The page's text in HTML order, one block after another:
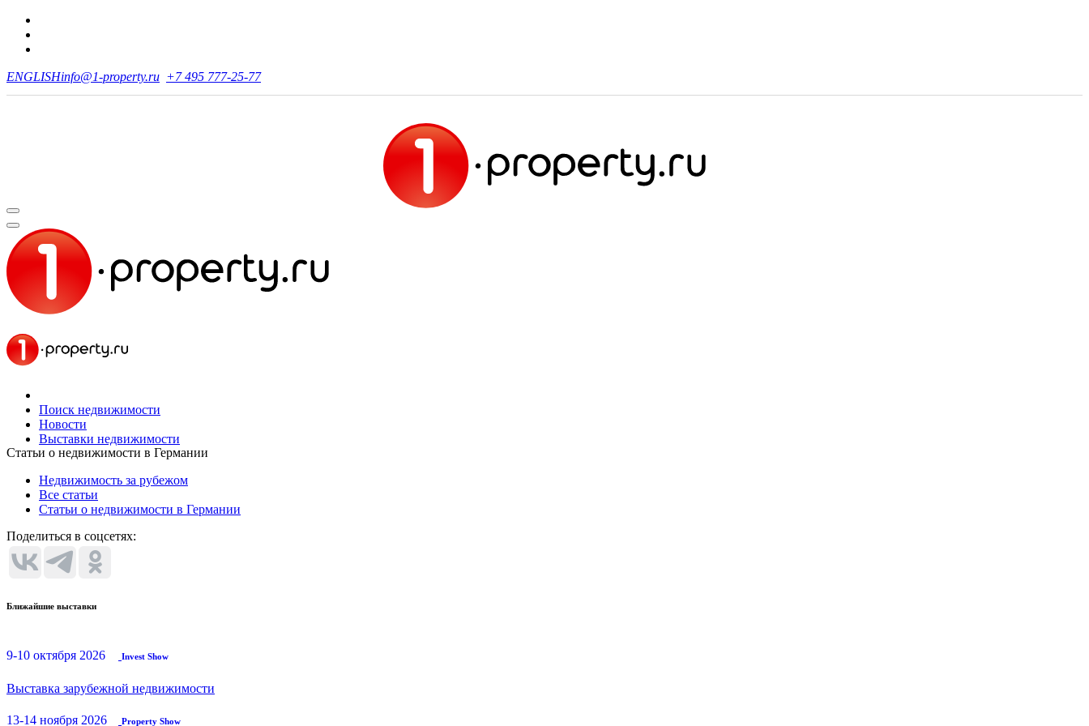
ENGLISHinfo@1-property.ru +7 495 777-25-77
Поиск недвижимости
Новости
Выставки недвижимости
Статьи о недвижимости в Германии
Недвижимость за рубежом
Все статьи
Статьи о недвижимости в Германии
Поделиться в соцсетях:
Ближайшие выставки
9-10 октября 2026 Invest Show
Выставка зарубежной недвижимости
13-14 ноября 2026 Property Show